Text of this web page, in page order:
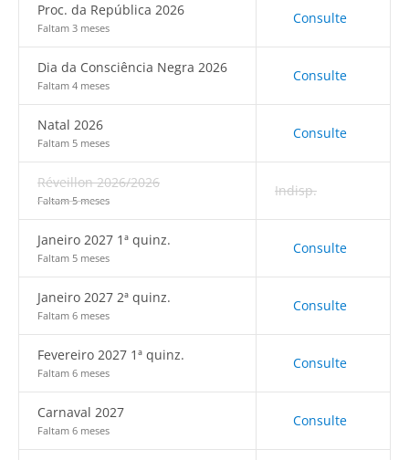
Proc. da República 2026
Faltam 3 meses
Consulte
Dia da Consciência Negra 2026
Faltam 4 meses
Consulte
Natal 2026
Faltam 5 meses
Consulte
Réveillon 2026/2026
Faltam 5 meses
Indisp.
Janeiro 2027 1ª quinz.
Faltam 5 meses
Consulte
Janeiro 2027 2ª quinz.
Faltam 6 meses
Consulte
Fevereiro 2027 1ª quinz.
Faltam 6 meses
Consulte
Carnaval 2027
Faltam 6 meses
Consulte